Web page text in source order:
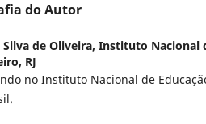
do Autor
de Oliveira, Instituto Nacional
RJ
no Instituto Nacional de